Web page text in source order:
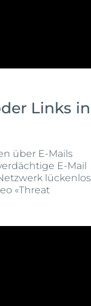
Links in
über E-Mails
E-Mail
lückenlos
«Threat